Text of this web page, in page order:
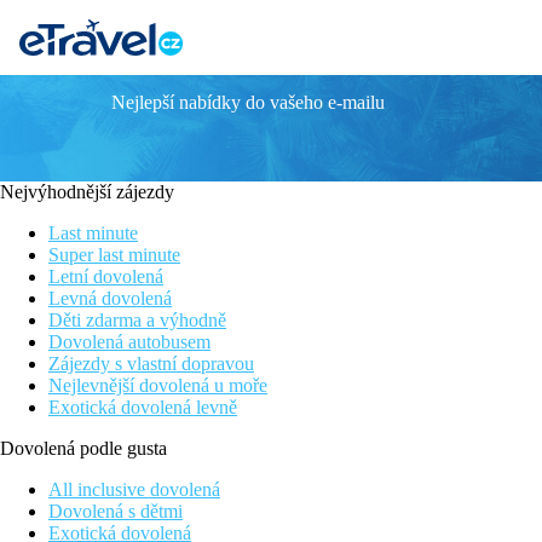
Sani Dunes
Luxusní hotelový komplex
Přímo u dlouhé písečné pláže
3 restaurace (michelinský šéfkuchař)
Mnoho sportovních aktivit
Čím je tento hotel výjimečný
Elegantní pětihvězdičkový hotel určený především pro dospělé
budovách, z nichž některé mají přímý přístup k bazénu.
středomořskou kuchyní a několik barů s výhledem na moře.
hledající kombinaci klidného prostředí, komfortu a kvalitních
Poloha
Luxusní resort přímo u nádherné pláže poloostrova
Oblast Chalkidiki.
Nejlepší nabídky do vašeho e-mailu
Nejvýhodnější zájezdy
Last minute
Super last minute
Letní dovolená
Levná dovolená
Děti zdarma a výhodně
Dovolená autobusem
Zájezdy s vlastní dopravou
Nejlevnější dovolená u moře
Exotická dovolená levně
Dovolená podle gusta
All inclusive dovolená
Dovolená s dětmi
Exotická dovolená